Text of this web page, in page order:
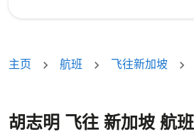
主页 航班 飞往新加坡
胡志明 飞往 新加坡 航